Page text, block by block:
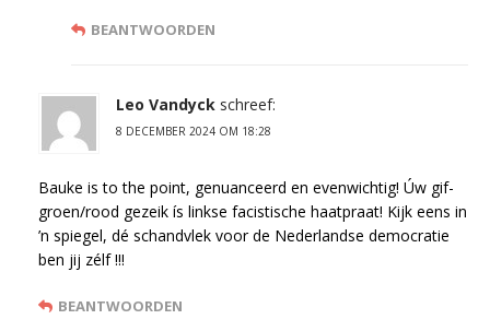
BEANTWOORDEN
Leo Vandyck schreef:
8 DECEMBER 2024 OM 18:28
Bauke is to the point, genuanceerd en evenwichtig! Úw gif-
groen/rood gezeik ís linkse facistische haatpraat! Kijk eens in
’n spiegel, dé schandvlek voor de Nederlandse democratie
ben jij zélf !!!
BEANTWOORDEN